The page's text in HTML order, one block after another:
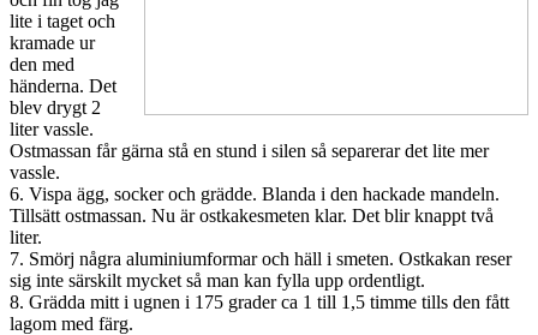
lite i taget och
kramade ur
den med
händerna. Det
blev drygt 2
liter vassle.
Ostmassan får gärna stå en stund i silen så separerar det lite mer
vassle.
6. Vispa ägg, socker och grädde. Blanda i den hackade mandeln.
Tillsätt ostmassan. Nu är ostkakesmeten klar. Det blir knappt två
liter.
7. Smörj några aluminiumformar och häll i smeten. Ostkakan reser
sig inte särskilt mycket så man kan fylla upp ordentligt.
8. Grädda mitt i ugnen i 175 grader ca 1 till 1,5 timme tills den fått
lagom med färg.